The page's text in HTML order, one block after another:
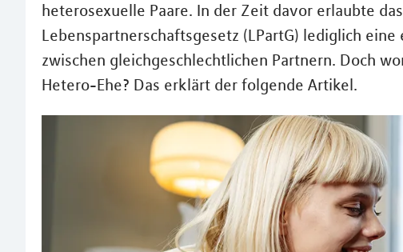
heterosexuelle Paare. In der Zeit davor erlaubte
Lebenspartnerschaftsgesetz (LPartG) lediglich
zwischen gleichgeschlechtlichen Partnern. Doch
Hetero-Ehe? Das erklärt der folgende Artikel.